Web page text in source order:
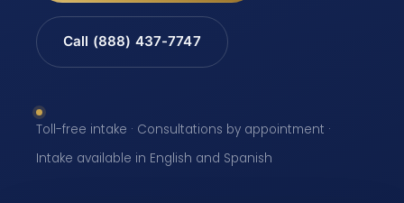
Call (888) 437-7747
Toll-free intake · Consultations by appointment ·
Intake available in English and Spanish